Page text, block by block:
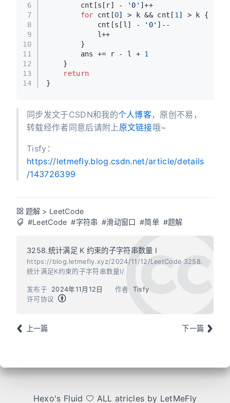
6
7
8
9
10
11
12
13
14
        cnt[s[r] -
'0' ]++
for cnt[0] > k && cnt[ 1 ] > k {
            cnt[s[l] -
'0' ]--
            l++
        }
        ans += r - l +
1
    }
return
}
同步发文于CSDN和我的个人博客，原创不易，
转载经作者同意后请附上 原文链接哦~
Tisfy：
https://letmefly.blog.csdn.net/article/details
/143726399
题解 > LeetCode
#LeetCode #字符串 #滑动窗口 #简单 #题解
3258.统计满足 K 约束的子字符串数量 I
https://blog.letmefly.xyz/2024/11/12/LeetCode 3258.
统计满足K约束的子字符串数量I/
作者 Tisfy
发布于
2024年11月12日
许可协议
上一篇 下一篇
Hexo's Fluid ALL atricles by LetMeFly